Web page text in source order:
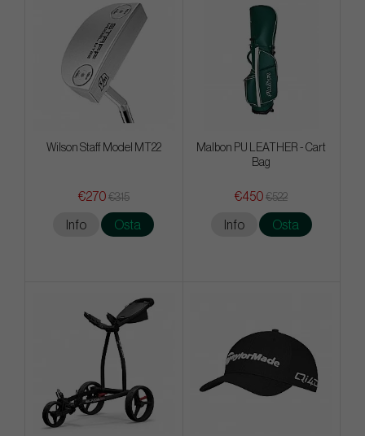
Wilson Staff Model MT22
€270 €315
Info Osta
Malbon PU LEATHER - Cart
Bag
€450 €522
Info Osta